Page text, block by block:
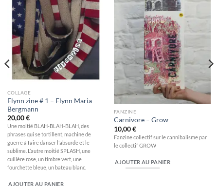
COLLAGE
Flynn zine # 1 – Flynn Maria
Bergmann
20,00€
Une moitié BLAH-BLAH-BLAH, des
phrases qui se tortillent, machine de
guerre à faire danser l’absurde et le
sublime. L’autre moitié SPLASH, une
cuillère rose, un timbre vert, une
fourchette bleue, un bateau blanc.
AJOUTER AU PANIER
FANZINE
Carnivore – Grow
10,00€
Fanzine collectif sur le cannibalisme par
le collectif GROW
AJOUTER AU PANIER